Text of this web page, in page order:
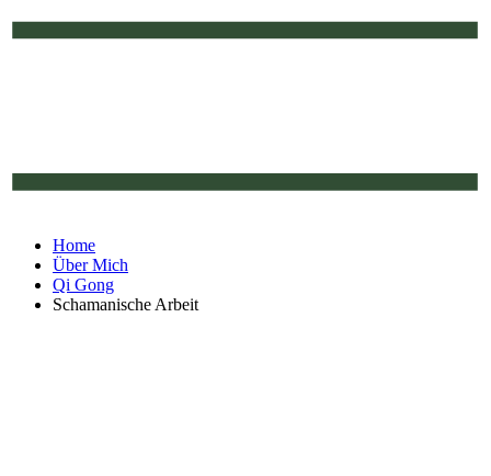
Home
Über Mich
Qi Gong
Schamanische Arbeit